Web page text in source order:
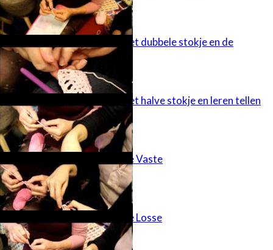
Haakles 6 – Het dubbele stokje en de
afwerking
Haakles 4 – Het halve stokje en leren tellen
Haakles 3 – De Vaste
Haakles 2 – De Losse